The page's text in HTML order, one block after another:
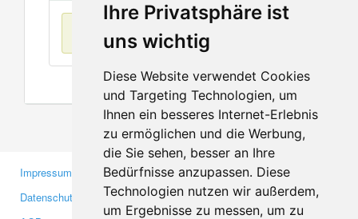
Ihre Privatsphäre ist
uns wichtig
Diese Website verwendet Cookies
und Targeting Technologien, um
Ihnen ein besseres Internet-Erlebnis
zu ermöglichen und die Werbung,
die Sie sehen, besser an Ihre
Bedürfnisse anzupassen. Diese
Technologien nutzen wir außerdem,
um Ergebnisse zu messen, um zu
Keine Einträge
Impressum
Datenschutzerklärung
Gewerbetreibende
Investoren